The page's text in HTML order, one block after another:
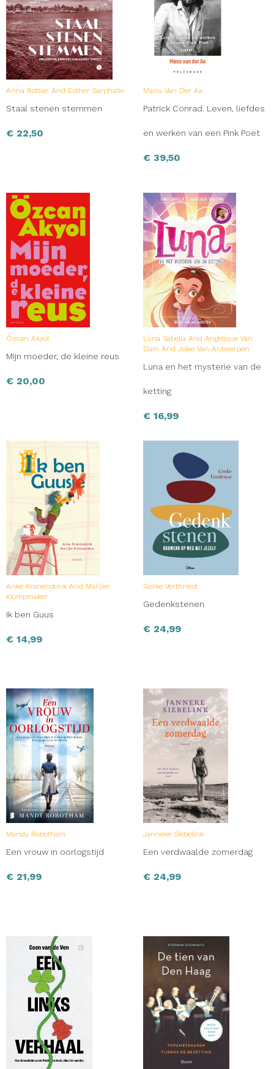
Anna Rottier And Esther Sarphatie
Staal stenen stemmen
€ 22,50
Manu Van Der Aa
Patrick Conrad. Leven, liefdes
en werken van een Pink Poet
€ 39,50
Özcan Akyol
Mijn moeder, de kleine reus
€ 20,00
Luna Sabella And Angelique Van
Dam And Jelke Van Antwerpen
Luna en het mysterie van de
ketting
€ 16,99
Anke Kranendonk And Marijke
Klompmaker
Ik ben Guus
€ 14,99
Gerke Verthriest
Gedenkstenen
€ 24,99
Mandy Robotham
Een vrouw in oorlogstijd
€ 21,99
Janneke Siebelink
Een verdwaalde zomerdag
€ 24,99